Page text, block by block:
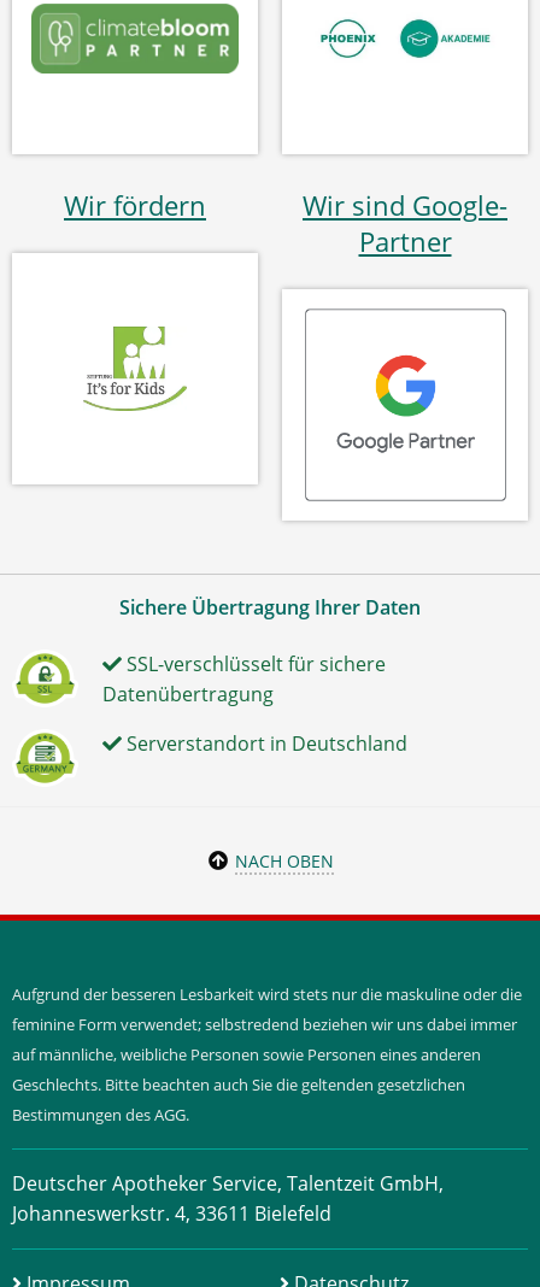
Wir fördern
Wir sind Google-
Partner
Sichere Übertragung Ihrer Daten
SSL-verschlüsselt für sichere
Datenübertragung
Serverstandort in Deutschland
NACH OBEN
Aufgrund der besseren Lesbarkeit wird stets nur die maskuline oder die
feminine Form verwendet; selbstredend beziehen wir uns dabei immer
auf männliche, weibliche Personen sowie Personen eines anderen
Geschlechts. Bitte beachten auch Sie die geltenden gesetzlichen
Bestimmungen des AGG.
Deutscher Apotheker Service, Talentzeit GmbH,
Johanneswerkstr. 4, 33611 Bielefeld